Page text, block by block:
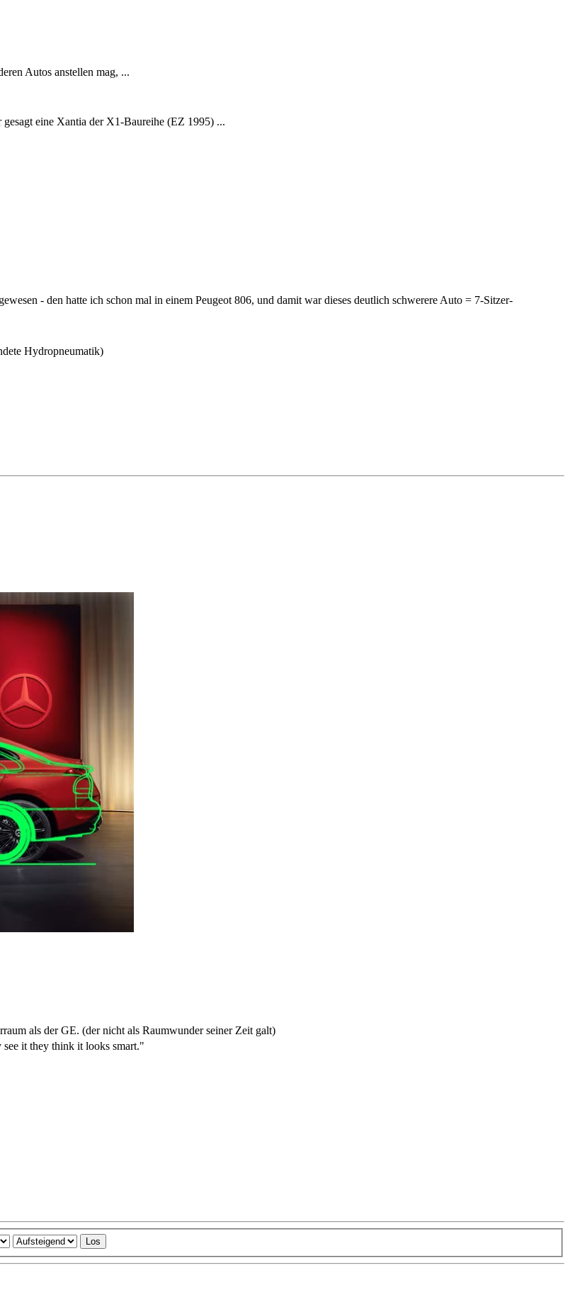
Autos anstellen mag, ...
eine Xantia der X1-Baureihe (EZ 1995) ...
- den hatte ich schon mal in einem Peugeot 806, und damit war dieses deutlich schwerere Auto = 7-Sitzer-
Hydropneumatik)
als der GE. (der nicht als Raumwunder seiner Zeit galt)
it they think it looks smart."